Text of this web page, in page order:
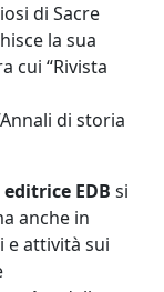
di Sacre
la sua
cui “Rivista
di storia
EDB si
anche in
e attività sui